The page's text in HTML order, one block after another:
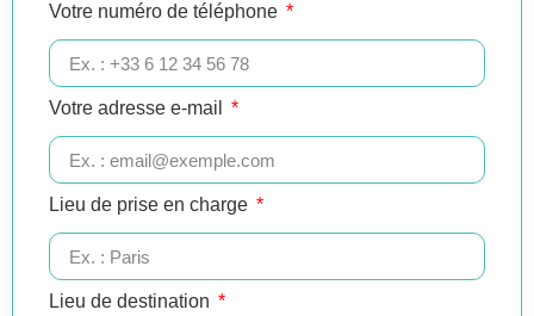
Votre numéro de téléphone
Votre adresse e-mail
Lieu de prise en charge
Lieu de destination